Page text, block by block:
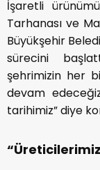
İşaretli
Tarhanası ve
Büyükşehir
sürecini
şehrimizin her
devam
tarihimiz” diye